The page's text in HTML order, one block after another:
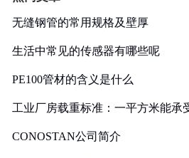
无缝钢管的常用规格及壁厚
生活中常见的传感器有哪些呢
PE100管材的含义是什么
工业厂房载重标准：一平方米能承
CONOSTAN公司简介